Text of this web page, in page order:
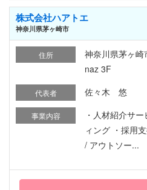
株式会社ハアトエ
神奈川県茅ヶ崎市
住所
神奈川県茅ヶ
naz 3F
代表者 佐々木 悠
事業内容
・人材紹介サ
ィング ・採用
/ アウトソー...